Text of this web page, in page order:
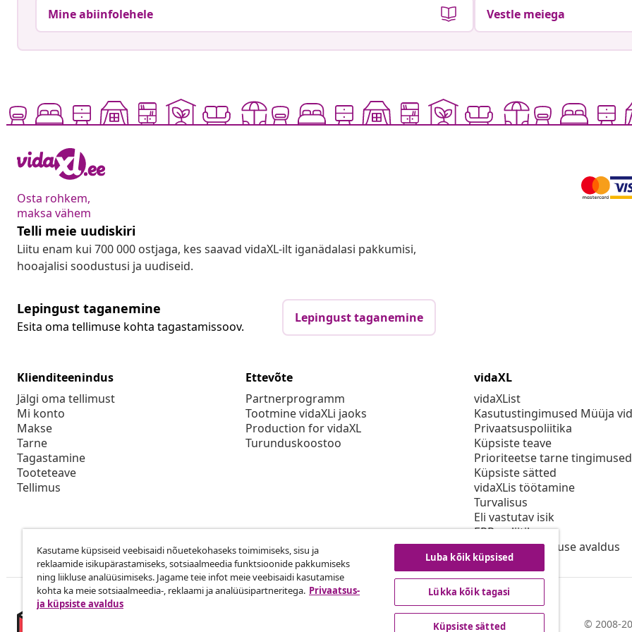
Mine abiinfolehele Vestle meiega
Osta rohkem,
maksa vähem
Telli meie uudiskiri
Liitu enam kui 700 000 ostjaga, kes saavad vidaXL-ilt iganädalasi pakkumisi,
hooajalisi soodustusi ja uudiseid.
Lepingust taganemine
Esita oma tellimuse kohta tagastamissoov.
Lepingust taganemine
Klienditeenindus
Jälgi oma tellimust
Mi konto
Makse
Tarne
Tagastamine
Tooteteave
Tellimus
Ettevõte
Partnerprogramm
Tootmine vidaXLi jaoks
Production for vidaXL
Turunduskoostoo
vidaXL
vidaXList
Kasutustingimused Müüja
Privaatsuspoliitika
Küpsiste teave
Prioriteetse tarne tingimused
Küpsiste sätted
vidaXLis töötamine
Turvalisus
Eli vastutav isik
EPR poliitika
Juurdepääsetavuse avaldus
© 2008-
Kasutame küpsiseid veebisaidi nõuetekohaseks toimimiseks, sisu ja
reklaamide isikupärastamiseks, sotsiaalmeedia funktsioonide pakkumiseks
ning liikluse analüüsimiseks. Jagame teie infot meie veebisaidi kasutamise
kohta ka meie sotsiaalmeedia-, reklaami ja analüüsipartneritega. Privaatsus-
ja küpsiste avaldus
Luba kõik küpsised
Lükka kõik tagasi
Küpsiste sätted